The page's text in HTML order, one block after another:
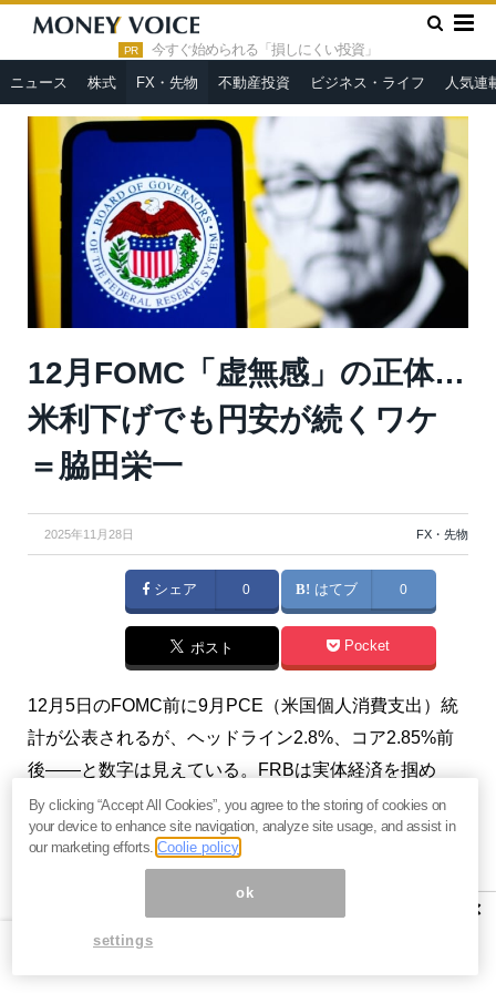
PR 今すぐ始められる「損しにくい投資」
ニュース 株式 FX・先物 不動産投資 ビジネス・ライフ 人気連
HOME » FX・先物 »
12月FOMC「虚無感」の正体…米利下げ
でも円安が続くワケ＝脇田栄一
12月FOMC「虚無感」の正体…
米利下げでも円安が続くワケ
＝脇田栄一
2025年11月28日 FX・先物
シェア 0 はてブ 0
ポスト Pocket
12月5日のFOMC前に9月PCE（米国個人消費支出）統
計が公表されるが、ヘッドライン2.8%、コア2.85%前
後――と数字は見えている。FRBは実体経済を掴め
ず、利下げも据え置きも「どちらでもいい」状況だ。
米国が迷いながら最小単位で利下げする局面では円安
になるアノマリーが再現中。感謝祭からクリスマス休
暇に入り、海外資金流入は細る。12月FOMCに漂うの
は「まっ、このへんでいいか」という虚無感だ。
プロフィール：脇田栄一（わきた えいいち）
×
By clicking “Accept All Cookies”, you agree to the storing of cookies on
your device to enhance site navigation, analyze site usage, and assist in
our marketing efforts.Coolie policy
ok
settings